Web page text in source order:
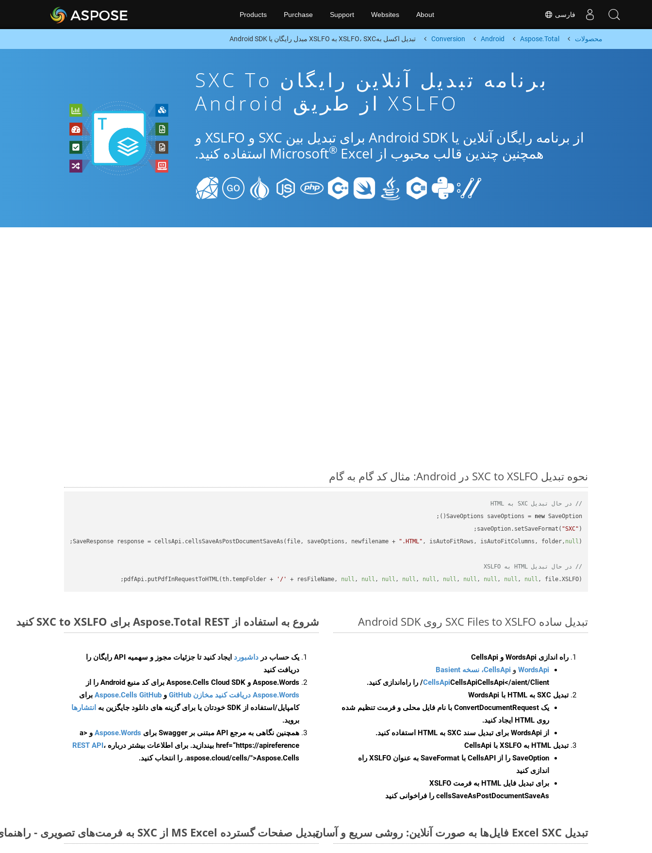
فارسی Products Purchase Support Websites About
محصولات Aspose.Total
Android
Conversion تبدیل اکسل بهXSLFO، SXC به XSLFO مبدل رایگان یا Android SDK
برنامه تبدیل آنلاین رایگان SXC To
XSLFO از طریق Android
از برنامه رایگان آنلاین یا Android SDK برای تبدیل بین SXC و XSLFO و
همچنین چندین قالب محبوب از Microsoft
® Excel استفاده کنید.
نحوه تبدیل SXC to XSLFO در Android: مثال کد گام به گام
// در حال تبدیل SXC به HTML
SaveOptions saveOptions = new
saveOption.setSaveFormat( "SXC"
SaveResponse response = cellsApi.cellsSaveAsPostDocumentSaveAs(file, saveOptions, newfilename +
".HTML" , isAutoFitRows, isAutoFitColumns, folder, null
// در حال تبدیل HTML به XSLFO
pdfApi.putPdfInRequestToHTML(th.tempFolder +
'/' + resFileName, null , null , null , null , null , null , null , null , null , null , file.XSLFO);
تبدیل ساده SXC Files to XSLFO روی Android SDK
راه اندازی WordsApi و CellsApi
WordsApi و CellsApi، نسخه Basient
CellsApiCellsApiCellsApi</aient/Client/ را راه‌اندازی کنید.
تبدیل SXC به HTML با WordsApi
یک ConvertDocumentRequest با نام فایل محلی و فرمت تنظیم شده
روی HTML ایجاد کنید.
از WordsApi برای تبدیل سند SXC به HTML استفاده کنید.
تبدیل HTML به XSLFO با CellsApi
SaveOption
را از CellsAPI با SaveFormat به عنوان XSLFO راه
اندازی کنید
برای تبدیل فایل HTML به فرمت
XSLFO
cellsSaveAsPostDocumentSaveAs را فراخوانی کنید
شروع به استفاده از Aspose.Total REST برای SXC to XSLFO کنید
یک حساب در داشبورد
ایجاد کنید تا جزئیات مجوز و سهمیه API رایگان را
دریافت کنید
Aspose.Words و Aspose.Cells Cloud SDK برای کد منبع Android را از
Aspose.Words دریافت کنید مخازن GitHub
و Aspose.Cells GitHub برای
کامپایل/استفاده از SDK خودتان یا برای گزینه های دانلود جایگزین به
انتشارها
بروید.
همچنین نگاهی به مرجع API مبتنی بر Swagger برای
Aspose.Words
و <a
href=“https://apireference بیندازید. برای اطلاعات بیشتر درباره
REST API،
.aspose.cloud/cells/">Aspose.Cells را انتخاب کنید.
تبدیل Excel SXC فایل‌ها به صورت آنلاین: روشی سریع و آسان تبدیل صفحات گسترده MS Excel از SXC به فرمت‌های تصویری - راهنمای گام به گام